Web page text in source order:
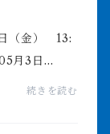
（金） 13:
月3日
～19:005
続きを読む